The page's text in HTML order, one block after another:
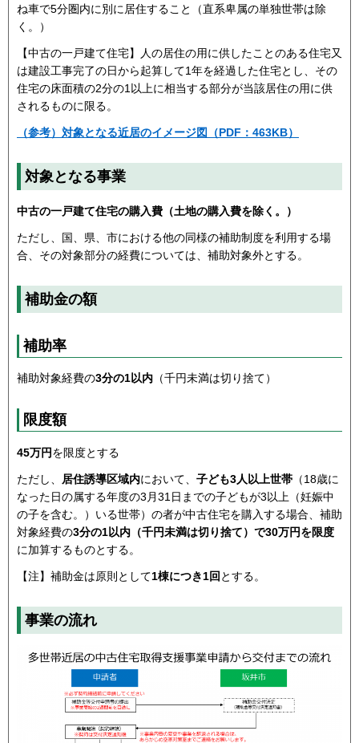
ね車で5分圏内に別に居住すること（直系卑属の単独世帯は除
く。）
【中古の一戸建て住宅】人の居住の用に供したことのある住宅又
は建設工事完了の日から起算して1年を経過した住宅とし、その
住宅の床面積の2分の1以上に相当する部分が当該居住の用に供
されるものに限る。
（参考）対象となる近居のイメージ図（PDF：463KB）
対象となる事業
中古の一戸建て住宅の購入費（土地の購入費を除く。）
ただし、国、県、市における他の同様の補助制度を利用する場
合、その対象部分の経費については、補助対象外とする。
補助金の額
補助率
補助対象経費の3分の1以内 （千円未満は切り捨て）
限度額
45万円を限度とする
ただし、 居住誘導区域内において、 子ども3人以上世帯 （18歳に
なった日の属する年度の3月31日までの子どもが3以上（妊娠中
の子を含む。）いる世帯）の者が中古住宅を購入する場合、補助
対象経費の3分の1以内（千円未満は切り捨て）で30万円を限度
に加算するものとする。
【注】補助金は原則として1棟につき1回 とする。
事業の流れ